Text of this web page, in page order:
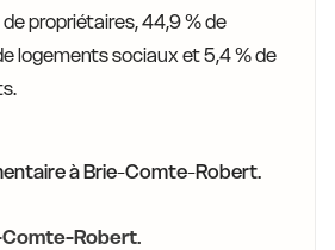
propriétaires, 44,9 % de
logements sociaux et 5,4 % de
à Brie-Comte-Robert.
Comte-Robert.